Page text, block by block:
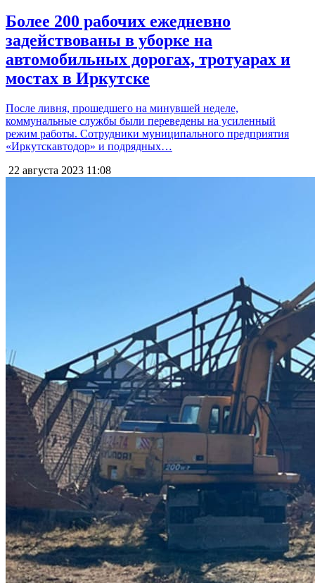
Более 200 рабочих ежедневно
задействованы в уборке на
автомобильных дорогах, тротуарах и
мостах в Иркутске
После ливня, прошедшего на минувшей неделе,
коммунальные службы были переведены на усиленный
режим работы. Сотрудники муниципального предприятия
«Иркутскавтодор» и подрядных…
22 августа 2023 11:08